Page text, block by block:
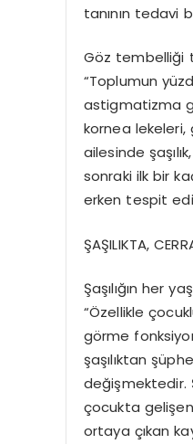
tanının tedavi
Göz tembelliği
“Toplumun
astigmatizma
kornea
ailesinde
sonraki ilk bir
erken tespit
ŞAŞILIKTA,
Şaşılığın her
“Özellikle
görme
şaşılıktan
değişmektedir.
çocukta gelişen
ortaya çıkan